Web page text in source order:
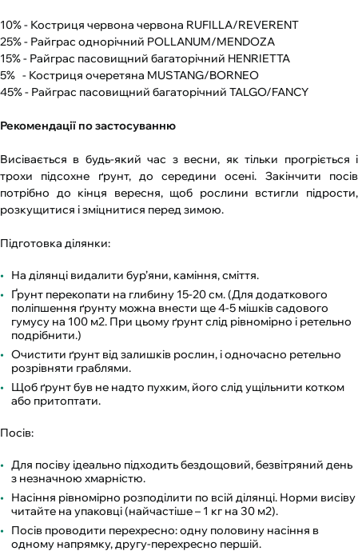
10% - Костриця червона червона RUFILLA/REVERENT
25% - Райграс однорічний POLLANUM/MENDOZA
15% - Райграс пасовищний багаторічний HENRIETTA
5% - Костриця очеретяна MUSTANG/BORNEO
45% - Райграс пасовищний багаторічний TALGO/FANCY
Рекомендації по застосуванню
Висівається в будь-який час з весни, як тільки прогріється і
трохи підсохне ґрунт, до середини осені. Закінчити посів
потрібно до кінця вересня, щоб рослини встигли підрости,
розкущитися і зміцнитися перед зимою.
Підготовка ділянки:
На ділянці видалити бур’яни, каміння, сміття.
Ґрунт перекопати на глибину 15-20 см. (Для додаткового
поліпшення ґрунту можна внести ще 4-5 мішків садового
гумусу на 100 м2. При цьому ґрунт слід рівномірно і ретельно
подрібнити.)
Очистити ґрунт від залишків рослин, і одночасно ретельно
розрівняти граблями.
Щоб ґрунт був не надто пухким, його слід ущільнити котком
або притоптати.
Посів:
Для посіву ідеально підходить бездощовий, безвітряний день
з незначною хмарністю.
Насіння рівномірно розподілити по всій ділянці. Норми висіву
читайте на упаковці (найчастіше – 1 кг на 30 м2).
Посів проводити перехресно: одну половину насіння в
одному напрямку, другу-перехресно першій.